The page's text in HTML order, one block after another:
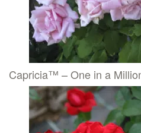
Capricia™ – One in a